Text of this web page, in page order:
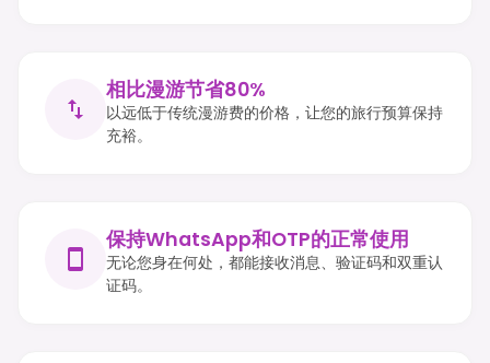
相比漫游节省80%
以远低于传统漫游费的价格，让您的旅行预算保持
充裕。
保持WhatsApp和OTP的正常使用
无论您身在何处，都能接收消息、验证码和双重认
证码。